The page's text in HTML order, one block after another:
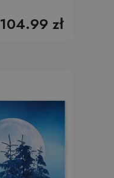
104.99 zł